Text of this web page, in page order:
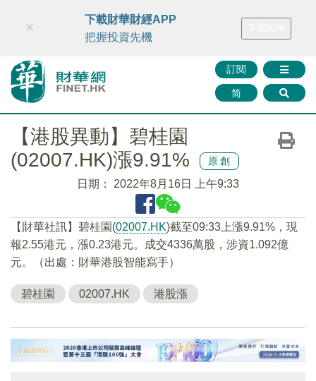
財華智庫網 FINTV FINMETA 財華證券 媒體矩陣
訂閱
简
×
下載財華財經APP
把握投資先機
【港股異動】碧桂園
(02007.HK)漲9.91%
原創
日期： 2022年8月16日 上午9:33
【財華社訊】碧桂園(02007.HK)截至09:33上漲9.91%，現
報2.55港元，漲0.23港元。成交4336萬股，涉資1.092億
元。（出處：財華港股智能寫手）
碧桂園 02007.HK 港股漲